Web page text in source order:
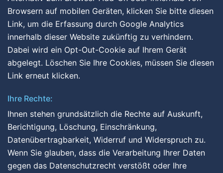
Browsern auf mobilen Geräten, klicken Sie bitte diesen
Link, um die Erfassung durch Google Analytics
innerhalb dieser Website zukünftig zu verhindern.
Dabei wird ein Opt-Out-Cookie auf Ihrem Gerät
abgelegt. Löschen Sie Ihre Cookies, müssen Sie diesen
Link erneut klicken.
Ihre Rechte:
Ihnen stehen grundsätzlich die Rechte auf Auskunft,
Berichtigung, Löschung, Einschränkung,
Datenübertragbarkeit, Widerruf und Widerspruch zu.
Wenn Sie glauben, dass die Verarbeitung Ihrer Daten
gegen das Datenschutzrecht verstößt oder Ihre